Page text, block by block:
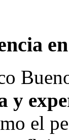
y
el